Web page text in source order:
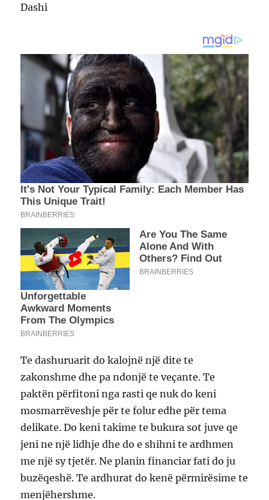
Dashi
Te dashuruarit do kalojnë një dite te
zakonshme dhe pa ndonjë te veçante. Te
paktën përfitoni nga rasti qe nuk do keni
mosmarrëveshje për te folur edhe për tema
delikate. Do keni takime te bukura sot juve qe
jeni ne një lidhje dhe do e shihni te ardhmen
me një sy tjetër. Ne planin financiar fati do ju
buzëqeshë. Te ardhurat do kenë përmirësime te
menjëhershme.